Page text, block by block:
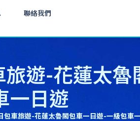
聯絡我們
遊-花蓮太
一日遊
包車旅遊-花蓮太魯閣包車一日遊-一級包車